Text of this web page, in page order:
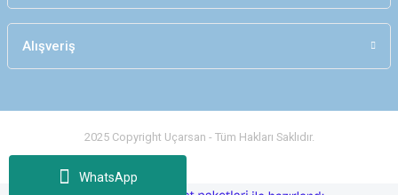
WhatsApp
Alışveriş
2025 Copyright Uçarsan - Tüm Hakları Saklıdır.